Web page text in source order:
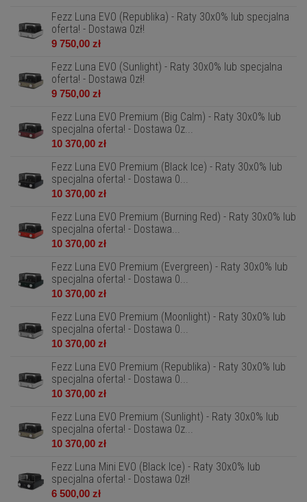
Fezz Luna EVO (Republika) - Raty 30x0% lub specjalna
oferta! - Dostawa 0zł!
9 750,00 zł
Fezz Luna EVO (Sunlight) - Raty 30x0% lub specjalna
oferta! - Dostawa 0zł!
9 750,00 zł
Fezz Luna EVO Premium (Big Calm) - Raty 30x0% lub
specjalna oferta! - Dostawa 0z...
10 370,00 zł
Fezz Luna EVO Premium (Black Ice) - Raty 30x0% lub
specjalna oferta! - Dostawa 0...
10 370,00 zł
Fezz Luna EVO Premium (Burning Red) - Raty 30x0% lub
specjalna oferta! - Dostawa...
10 370,00 zł
Fezz Luna EVO Premium (Evergreen) - Raty 30x0% lub
specjalna oferta! - Dostawa 0...
10 370,00 zł
Fezz Luna EVO Premium (Moonlight) - Raty 30x0% lub
specjalna oferta! - Dostawa 0...
10 370,00 zł
Fezz Luna EVO Premium (Republika) - Raty 30x0% lub
specjalna oferta! - Dostawa 0...
10 370,00 zł
Fezz Luna EVO Premium (Sunlight) - Raty 30x0% lub
specjalna oferta! - Dostawa 0z...
10 370,00 zł
Fezz Luna Mini EVO (Black Ice) - Raty 30x0% lub
specjalna oferta! - Dostawa 0zł!
6 500,00 zł